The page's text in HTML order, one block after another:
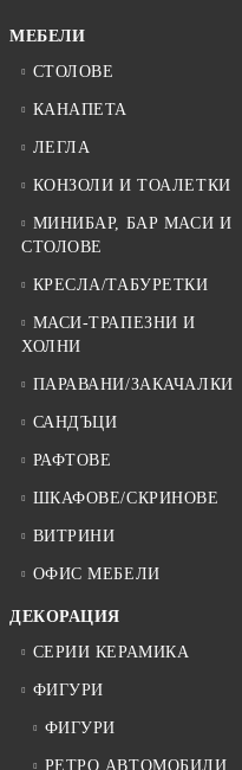
МЕБЕЛИ
СТОЛОВЕ
КАНАПЕТА
ЛЕГЛА
КОНЗОЛИ И ТОАЛЕТКИ
МИНИБАР, БАР МАСИ И
СТОЛОВЕ
КРЕСЛА/ТАБУРЕТКИ
МАСИ-ТРАПЕЗНИ И
ХОЛНИ
ПАРАВАНИ/ЗАКАЧАЛКИ
САНДЪЦИ
РАФТОВЕ
ШКАФОВЕ/СКРИНОВЕ
ВИТРИНИ
ОФИС МЕБЕЛИ
ДЕКОРАЦИЯ
СЕРИИ КЕРАМИКА
ФИГУРИ
ФИГУРИ
РЕТРО АВТОМОБИЛИ